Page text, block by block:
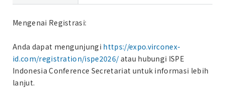
Mengenai Registrasi:
Anda dapat mengunjungi https://expo.virconex-
id.com/registration/ispe2026/atau hubungi ISPE
Indonesia Conference Secretariat untuk informasi lebih
lanjut.